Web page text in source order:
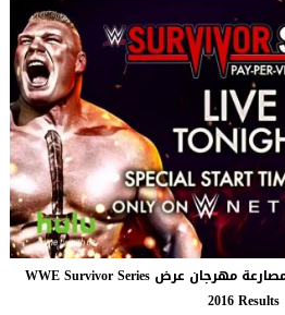
نتائج سرفايفر سيريس 2016 مصارعة مهرجان عرض WWE Survivor Series
2016 Results